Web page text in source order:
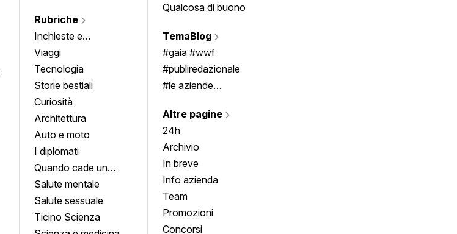
Rubriche
Inchieste e
approfondimenti
Viaggi
Tecnologia
Storie bestiali
Curiosità
Architettura
Auto e moto
I diplomati
Quando cade un
quadro
Salute mentale
Salute sessuale
Ticino Scienza
Qualcosa di buono
TemaBlog
#gaia #wwf
#publiredazionale
#le aziende
Altre pagine
24h
Archivio
In breve
Info azienda
Team
Promozioni
Concorsi